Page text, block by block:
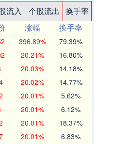
流入 个股流出
换手率
涨幅
换手率
396.89% 79.39%
20.21% 16.80%
20.03% 14.18%
20.02% 14.77%
20.01% 5.62%
20.01% 6.12%
20.01% 18.37%
20.01% 6.83%